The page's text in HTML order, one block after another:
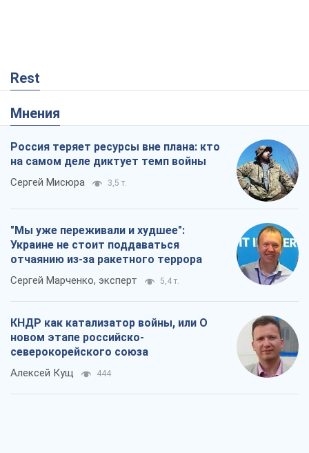
Rest
Мнения
Россия теряет ресурсы вне плана: кто
на самом деле диктует темп войны
Сергей Мисюра 3,5 т.
"Мы уже переживали и худшее":
Украине не стоит поддаваться
отчаянию из-за ракетного террора
Сергей Марченко, эксперт 5,4 т.
КНДР как катализатор войны, или О
новом этапе российско-
северокорейского союза
Алексей Кущ 444